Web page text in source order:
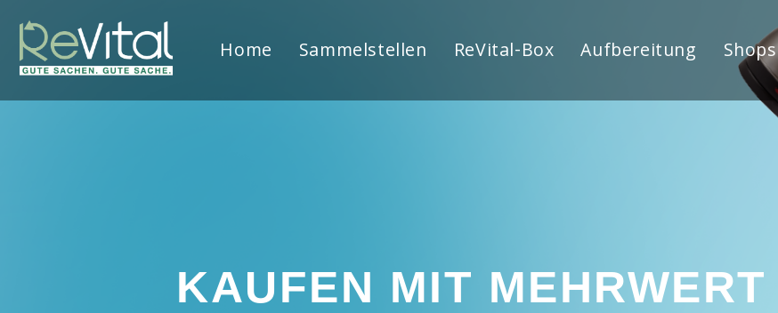
Home Sammelstellen ReVital-Box Aufbereitung Shops
KAUFEN MIT MEHRWERT